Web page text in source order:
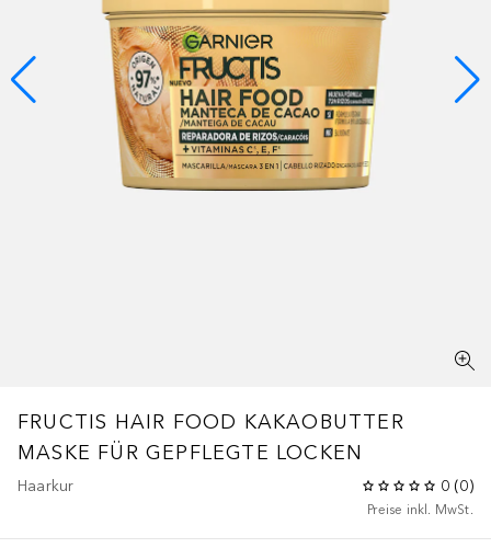
FRUCTIS HAIR FOOD KAKAOBUTTER
MASKE FÜR GEPFLEGTE LOCKEN
Haarkur 0 (0)
Preise inkl. MwSt.